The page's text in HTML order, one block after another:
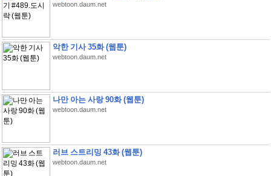
webtoon.daum.net
악한 기사 35화 (웹툰)
webtoon.daum.net
나만 아는 사랑 90화 (웹툰)
webtoon.daum.net
러브 스트리밍 43화 (웹툰)
webtoon.daum.net